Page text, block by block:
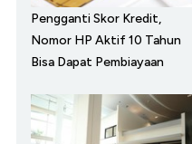
Pengganti Skor Kredit,
Nomor HP Aktif 10 Tahun
Bisa Dapat Pembiayaan